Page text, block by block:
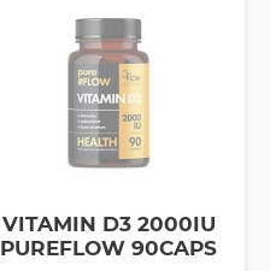
VITAMIN D3 2000IU
PUREFLOW 90CAPS